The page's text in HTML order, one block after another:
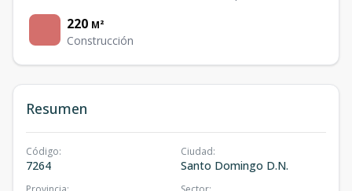
220 M²
Construcción
Resumen
Código:
7264
Ciudad:
Santo Domingo D.N.